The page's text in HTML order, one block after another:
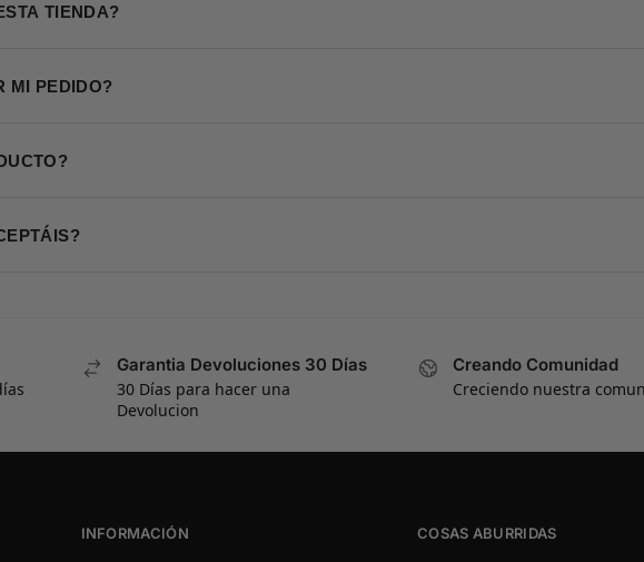
TIENDA?
MI PEDIDO?
Garantia Devoluciones 30 Días
30 Días para hacer una
Devolucion
Creando Comunidad
Creciendo nuestra
INFORMACIÓN COSAS ABURRIDAS